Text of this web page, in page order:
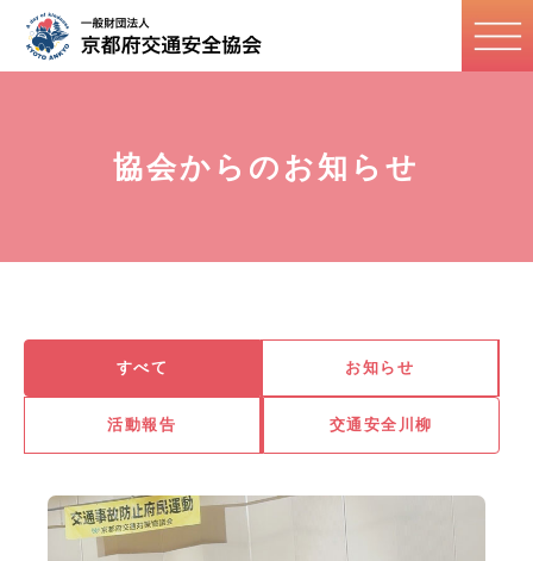
協会からのお知らせ
すべて お知らせ
活動報告 交通安全川柳